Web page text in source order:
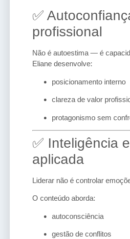
✅
profissional
Não é autoestima — é
Eliane desenvolve:
posicionamento interno
clareza de valor
protagonismo sem
✅ Inteligência
aplicada
Liderar não é controlar
O conteúdo aborda:
autoconsciência
gestão de conflitos